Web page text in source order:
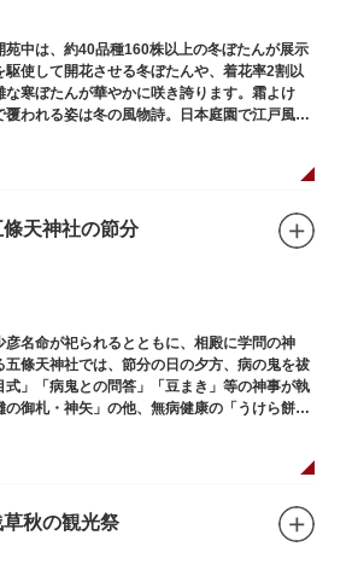
中は、約40品種160株以上の冬ぼたんが展示
駆使して開花させる冬ぼたんや、着花率2割以
寒ぼたんが華やかに咲き誇ります。霜よけ
われる姿は冬の風物詩。日本庭園で江戸風情
をお楽しみいただけます。
條天神社の節分
名命が祀られるとともに、相殿に学問の神
條天神社では、節分の日の夕方、病の鬼を祓
式」「病鬼との問答」「豆まき」等の神事が執
の御札・神矢」の他、無病健康の「うけら餅」
けられます。
草秋の観光祭